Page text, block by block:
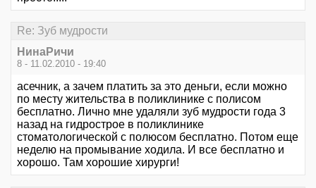
Re: Зуб мудрости
НинаРичи
8 - 11.02.2010 - 19:40
асечник, а зачем платить за это деньги, если можно
по месту жительства в поликлинике с полисом
бесплатно. Лично мне удаляли зуб мудрости года 3
назад на гидрострое в поликлинике
стоматологической с полюсом бесплатно. Потом еще
неделю на промывание ходила. И все бесплатно и
хорошо. Там хорошие хирурги!